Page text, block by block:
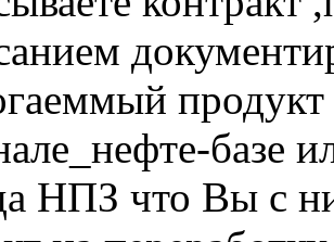
продукт
базе
НПЗ что Вы с